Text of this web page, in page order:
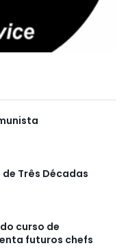
Três Décadas
curso de
futuros chefs